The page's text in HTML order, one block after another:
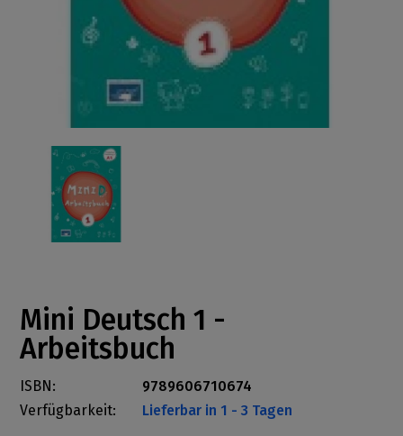
Mini Deutsch 1 -
Arbeitsbuch
ISBN:
9789606710674
Verfügbarkeit:
Lieferbar in 1 - 3 Tagen